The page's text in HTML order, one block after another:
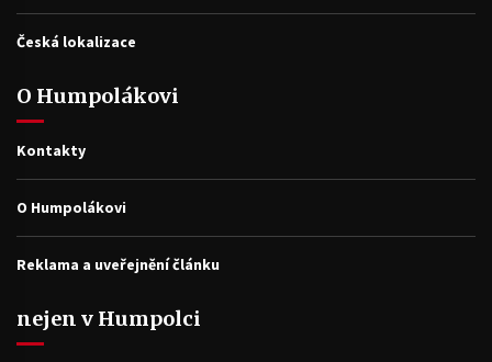
Česká lokalizace
O Humpolákovi
Kontakty
O Humpolákovi
Reklama a uveřejnění článku
nejen v Humpolci